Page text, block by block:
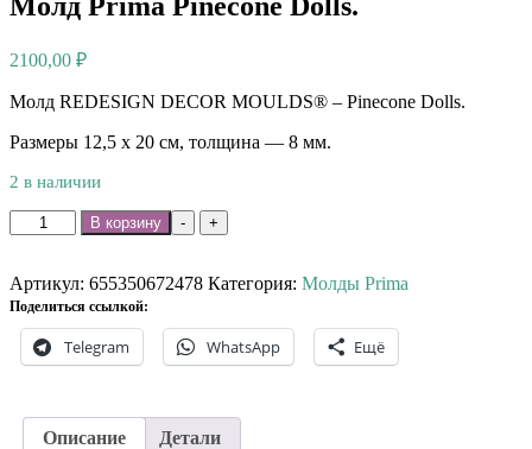
2100,00 ₽
Молд REDESIGN DECOR MOULDS® – Pinecone Dolls.
Размеры 12,5 х 20 см, толщина — 8 мм.
2 в наличии
-
Количество
товара
Prima
Pinecone
Dolls.
+
В корзину
Артикул: 655350672478 Категория: Молды Prima
Поделиться ссылкой:
Telegram WhatsApp Ещё
Описание Детали